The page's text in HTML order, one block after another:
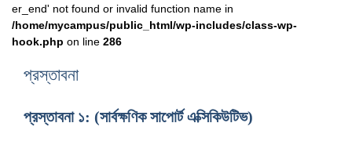
er_end' not found or invalid function name in
/home/mycampus/public_html/wp-includes/class-wp-
hook.php on line 286
প্রস্তাবনা
প্রস্তাবনা ১: (সার্বক্ষণিক সাপোর্ট এক্সিকিউটিভ)